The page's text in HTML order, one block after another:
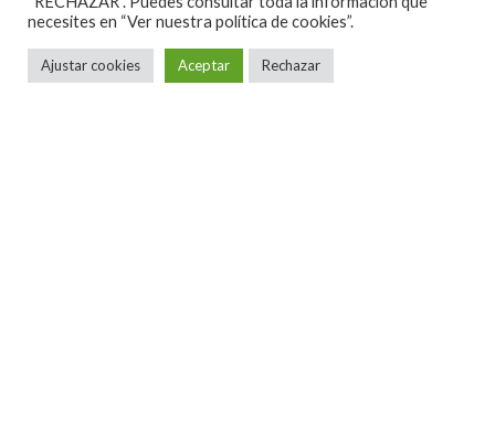
necesites en “Ver nuestra política de cookies”.
Ajustar cookies Aceptar Rechazar